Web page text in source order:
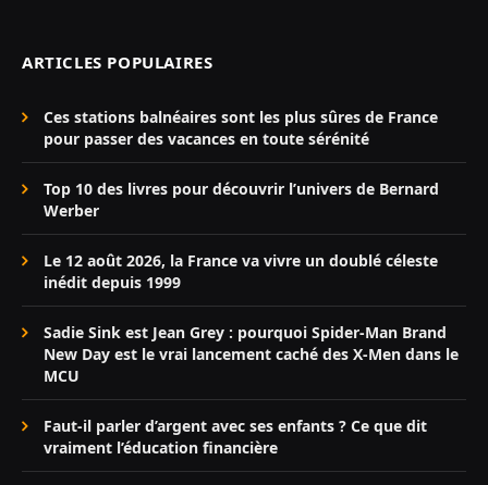
ARTICLES POPULAIRES
Ces stations balnéaires sont les plus sûres de France
pour passer des vacances en toute sérénité
Top 10 des livres pour découvrir l’univers de Bernard
Werber
Le 12 août 2026, la France va vivre un doublé céleste
inédit depuis 1999
Sadie Sink est Jean Grey : pourquoi Spider-Man Brand
New Day est le vrai lancement caché des X-Men dans le
MCU
Faut-il parler d’argent avec ses enfants ? Ce que dit
vraiment l’éducation financière